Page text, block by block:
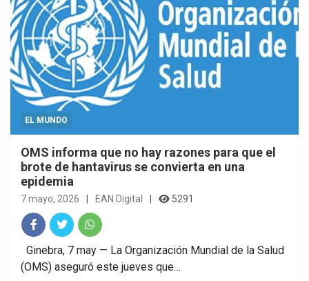
EL MUNDO
OMS informa que no hay razones para que el
brote de hantavirus se convierta en una
epidemia
7 mayo, 2026 EAN Digital 5291
Fac
ebo
Twitt
er
What
sAp
Ginebra, 7 may — La Organización Mundial de la Salud
(OMS) aseguró este jueves que…